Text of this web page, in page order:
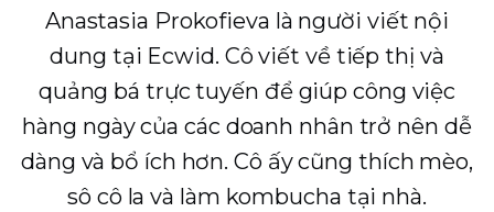
Anastasia Prokofieva là người viết nội
dung tại Ecwid. Cô viết về tiếp thị và
quảng bá trực tuyến để giúp công việc
hàng ngày của các doanh nhân trở nên dễ
dàng và bổ ích hơn. Cô ấy cũng thích mèo,
sô cô la và làm kombucha tại nhà.